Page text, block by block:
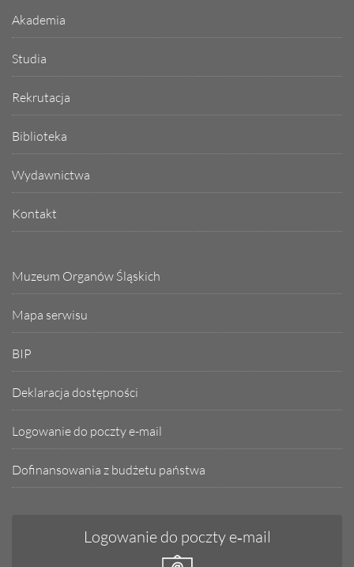
Akademia
Studia
Rekrutacja
Biblioteka
Wydawnictwa
Kontakt
Muzeum Organów Śląskich
Mapa serwisu
BIP
Deklaracja dostępności
Logowanie do poczty e-mail
Dofinansowania z budżetu państwa
Logowanie do poczty e‑mail